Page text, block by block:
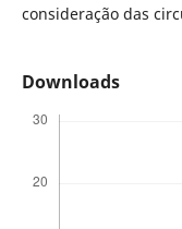
consideração das
Downloads